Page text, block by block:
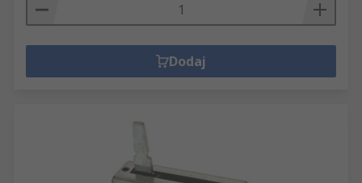
maksymalnej oporności, mocy i materiału
elementu. Dostępne są produkty RS PRO oraz
rozwiązania marek Bourns, Vishay, Nidec
Components i TE Connectivity.
aplikacji i przejdź do konkretnej podkategorii, by
Dodaj